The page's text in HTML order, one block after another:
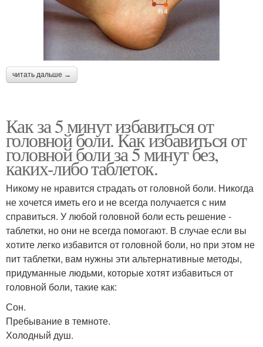
читать дальше →
Как за 5 минут избавиться от
головной боли. Как избавиться от
головной боли за 5 минут без,
каких-либо таблеток.
Никому не нравится страдать от головной боли. Никогда
не хочется иметь его и не всегда получается с ним
справиться. У любой головной боли есть решение -
таблетки, но они не всегда помогают. В случае если вы
хотите легко избавится от головной боли, но при этом не
пит таблетки, вам нужны эти альтернативные методы,
придуманные людьми, которые хотят избавиться от
головной боли, такие как:
Сон.
Пребывание в темноте.
Холодный душ.